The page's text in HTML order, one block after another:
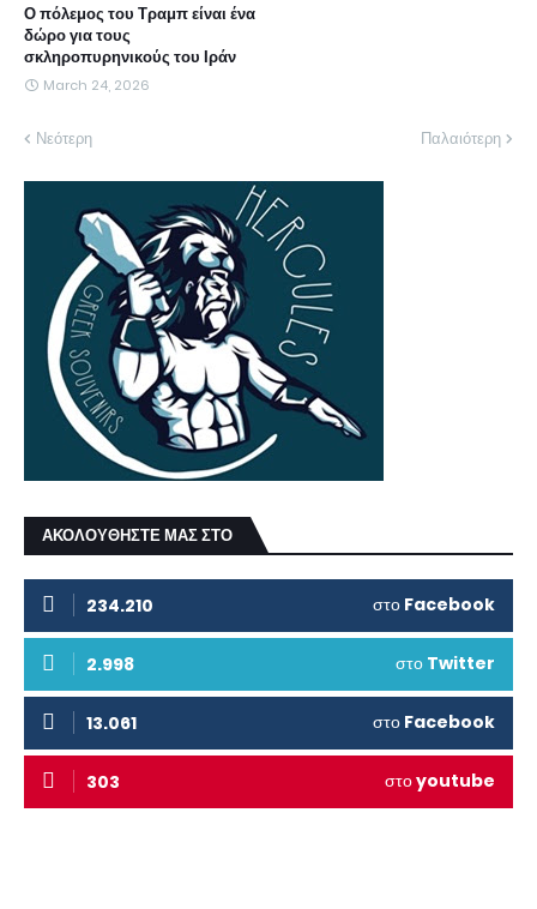
Ο πόλεμος του Τραμπ είναι ένα
δώρο για τους
σκληροπυρηνικούς του Ιράν
March 24, 2026
Νεότερη Παλαιότερη
ΑΚΟΛΟΥΘΗΣΤΕ ΜΑΣ ΣΤΟ
234.210 στο Facebook
2.998 στο Twitter
13.061 στο Facebook
303 στοyoutube